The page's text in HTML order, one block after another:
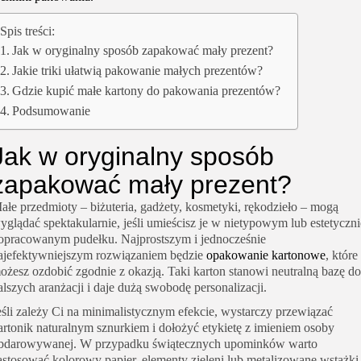
Spis treści:
Jak w oryginalny sposób zapakować mały prezent?
Jakie triki ułatwią pakowanie małych prezentów?
Gdzie kupić małe kartony do pakowania prezentów?
Podsumowanie
w oryginalny sposób
mały prezent?
przedmioty – biżuteria, gadżety, kosmetyki, rękodzieło – mogą
spektakularnie, jeśli umieścisz je w nietypowym lub
pudełku. Najprostszym i jednocześnie
rozwiązaniem będzie opakowanie kartonowe, które
ozdobić zgodnie z okazją. Taki karton stanowi neutralną bazę do
aranżacji i daje dużą swobodę personalizacji.
zależy Ci na minimalistycznym efekcie, wystarczy przewiązać
naturalnym sznurkiem i dołożyć etykietę z imieniem osoby
W przypadku świątecznych upominków warto